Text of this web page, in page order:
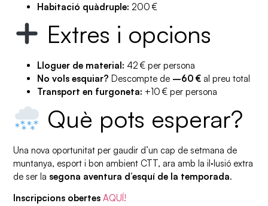
Habitació quàdruple: 200 €
Extres i opcions
Lloguer de material: 42 € per persona
No vols esquiar? Descompte de –60 € al preu total
Transport en furgoneta: +10 € per persona
Què pots esperar?
Una nova oportunitat per gaudir d’un cap de setmana de
muntanya, esport i bon ambient CTT, ara amb la il·lusió extra
de ser la segona aventura d’esquí de la temporada.
Inscripcions obertesAQUÍ!